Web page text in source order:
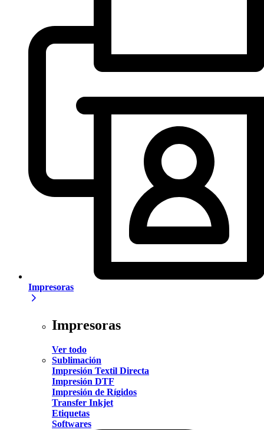
Impresoras
Impresoras
Ver todo
Sublimación
Impresión Textil Directa
Impresión DTF
Impresión de Rígidos
Transfer Inkjet
Etiquetas
Softwares